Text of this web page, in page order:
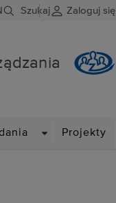
Szukaj Zaloguj się
Projekty